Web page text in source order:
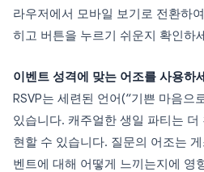
라우저에서 모바일 보기로 전환하
히고 버튼을 누르기 쉬운지 확인하
이벤트 성격에 맞는 어조를 사용하
RSVP는 세련된 언어(“기쁜 마음으
있습니다. 캐주얼한 생일 파티는 더
현할 수 있습니다. 질문의 어조는
벤트에 대해 어떻게 느끼는지에 영